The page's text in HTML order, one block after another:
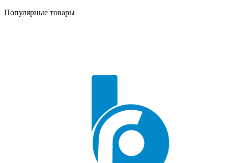
Популярные товары